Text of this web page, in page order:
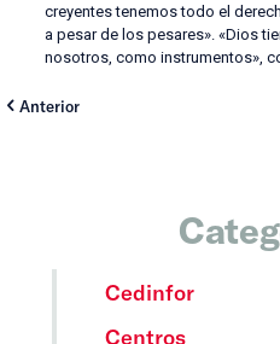
creyentes tenemos todo el
a pesar de los pesares». «Dios
nosotros, como instrumentos»,
Anterior
Cedinfor
Centros